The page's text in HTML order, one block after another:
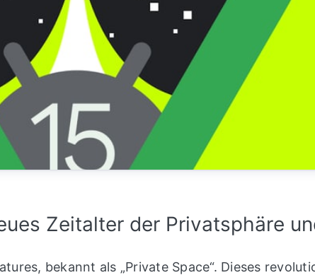
Zeitalter der Privatsphäre
bekannt als „Private Space“. Dieses